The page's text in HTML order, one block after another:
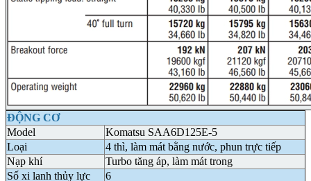
ĐỘNG CƠ
Model
Komatsu SAA6D125E-5
Loại
4 thì, làm mát bằng nước, phun trực tiếp
Nạp khí
Turbo tăng áp, làm mát trong
Số xi lanh thủy lực
6